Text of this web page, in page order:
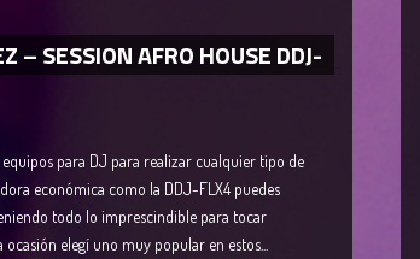
– SESSION AFRO HOUSE DDJ-
equipos para DJ para realizar cualquier tipo de
económica como la DDJ-FLX4 puedes
todo lo imprescindible para tocar
elegí uno muy popular en estos...